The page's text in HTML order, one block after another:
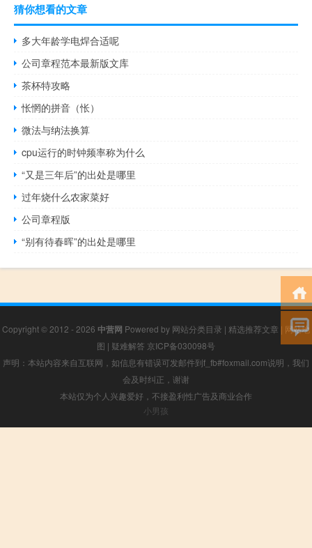
猜你想看的文章
多大年龄学电焊合适呢
公司章程范本最新版文库
茶杯特攻略
怅惘的拼音（怅）
微法与纳法换算
cpu运行的时钟频率称为什么
“又是三年后”的出处是哪里
过年烧什么农家菜好
公司章程版
“别有待春晖”的出处是哪里
Copyright © 2012 - 2026 中营网 Powered by 网站分类目录 | 精选推荐文章 | 网站地
图 | 疑难解答 京ICP备030098号
声明：本站内容来自互联网，如信息有错误可发邮件到f_fb#foxmail.com说明，我们
会及时纠正，谢谢
本站仅为个人兴趣爱好，不接盈利性广告及商业合作
小男孩